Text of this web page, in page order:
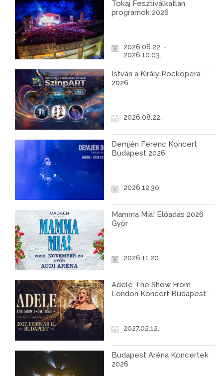
Tokaj Fesztiválkatlan
programok 2026
2026.06.22. -
2026.10.03.
István a Király Rockopera
2026
2026.08.22.
Demjén Ferenc Koncert
Budapest 2026
2026.12.30.
Mamma Mia! Előadás 2026
Győr
2026.11.20.
Adele The Show From
London Koncert Budapest
2027.02.12.
Budapest Aréna Koncertek
2026